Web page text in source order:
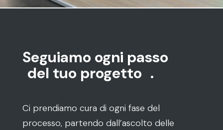
Seguiamo ogni passo
del tuo progetto .
Ci prendiamo cura di ogni fase del
processo, partendo dall’ascolto delle